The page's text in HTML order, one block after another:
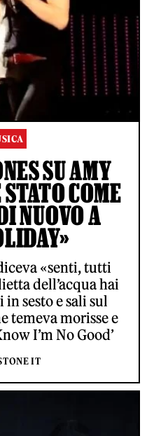
SU AMY
COME
NUOVO A
«senti, tutti
dell’acqua hai
sesto e sali sul
temeva morisse e
I’m No Good’
IT